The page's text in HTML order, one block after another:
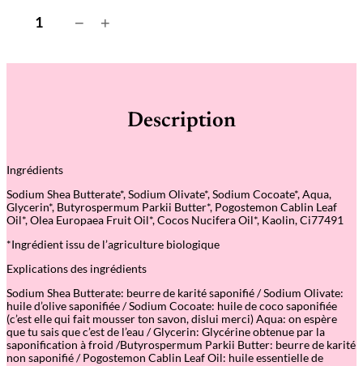
t
v
n
s
o
i
d
e
–
P
a
t
c
h
− +
Description
Ingrédients
Sodium Shea Butterate*, Sodium Olivate*, Sodium Cocoate*, Aqua,
Glycerin*, Butyrospermum Parkii Butter*, Pogostemon Cablin Leaf
Oil*, Olea Europaea Fruit Oil*, Cocos Nucifera Oil*, Kaolin, Ci77491
*Ingrédient issu de l’agriculture biologique
Explications des ingrédients
Sodium Shea Butterate: beurre de karité saponifié / Sodium Olivate:
huile d’olive saponifiée / Sodium Cocoate: huile de coco saponifiée
(c’est elle qui fait mousser ton savon, dislui merci) Aqua: on espère
que tu sais que c’est de l’eau / Glycerin: Glycérine obtenue par la
saponification à froid /Butyrospermum Parkii Butter: beurre de karité
non saponifié / Pogostemon Cablin Leaf Oil: huile essentielle de